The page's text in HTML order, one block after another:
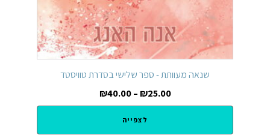
שנאה מעוותת - ספר שלישי בסדרת טוויסטד
₪25.00
–
₪40.00
לצפייה